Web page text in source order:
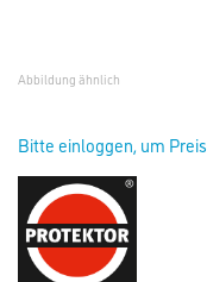
Abbildung ähnlich
Bitte einloggen, um